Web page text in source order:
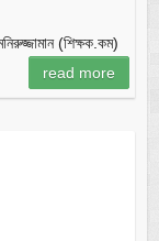
(শিক্ষক.কম)
read more